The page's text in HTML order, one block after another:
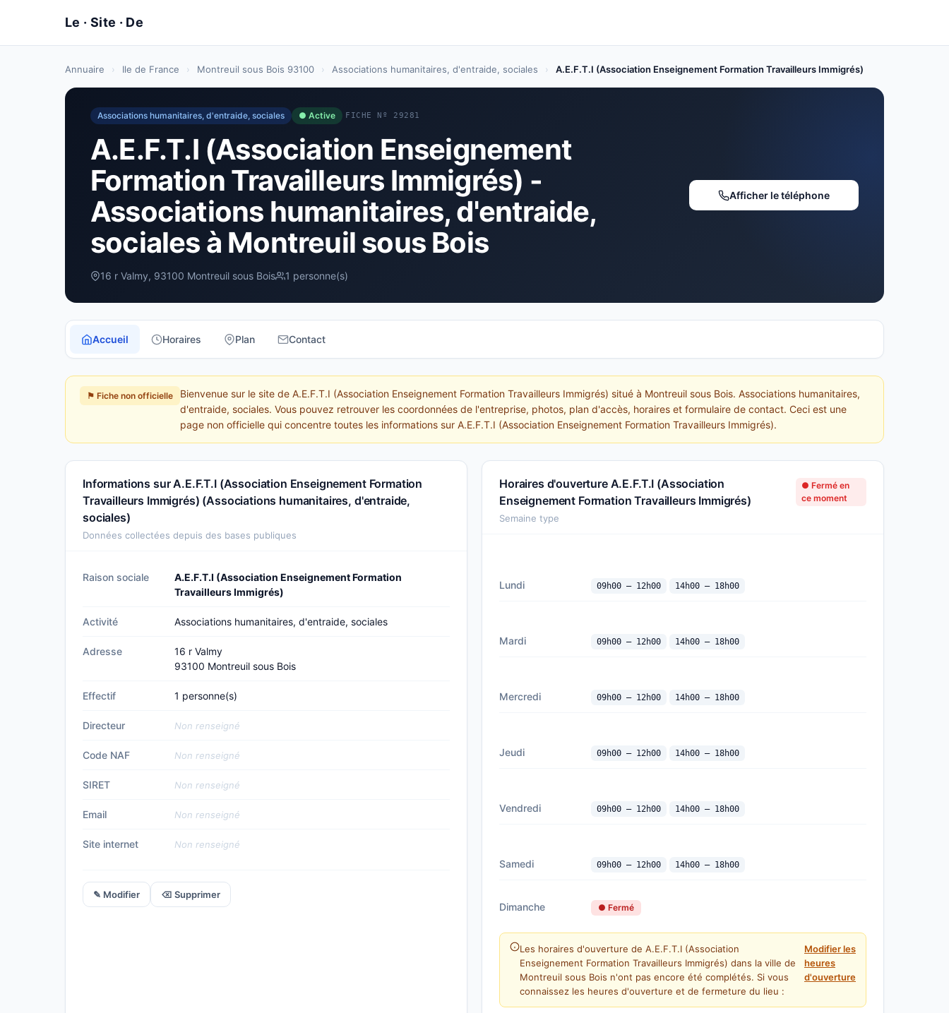
Annuaire › Ile de France › Montreuil sous Bois 93100 › Associations humanitaires, d'entraide, sociales › A.E.F.T.I (Association Enseignement Formation Travailleurs Immigrés)
Associations humanitaires, d'entraide, sociales ● Active FICHE Nº 29281
A.E.F.T.I (Association Enseignement
Formation Travailleurs Immigrés) -
Associations humanitaires, d'entraide,
sociales à Montreuil sous Bois
16 r Valmy, 93100 Montreuil sous Bois 1 personne(s)
Afficher le téléphone
Accueil Horaires Plan Contact
⚑ Fiche non officielle
Bienvenue sur le site de A.E.F.T.I (Association Enseignement Formation Travailleurs Immigrés) situé à Montreuil sous Bois. Associations humanitaires,
d'entraide, sociales. Vous pouvez retrouver les coordonnées de l'entreprise, photos, plan d'accès, horaires et formulaire de contact. Ceci est une
page non officielle qui concentre toutes les informations sur A.E.F.T.I (Association Enseignement Formation Travailleurs Immigrés).
Informations sur A.E.F.T.I (Association Enseignement Formation
Travailleurs Immigrés) (Associations humanitaires, d'entraide,
sociales)
Données collectées depuis des bases publiques
Raison sociale
A.E.F.T.I (Association Enseignement Formation
Travailleurs Immigrés)
Activité Associations humanitaires, d'entraide, sociales
Adresse
16 r Valmy
93100 Montreuil sous Bois
Effectif 1 personne(s)
Directeur Non renseigné
Code NAF Non renseigné
SIRET Non renseigné
Email Non renseigné
Site internet Non renseigné
✎ Modifier ⌫ Supprimer
Horaires d'ouverture A.E.F.T.I (Association
Enseignement Formation Travailleurs Immigrés)
● Fermé en
ce moment
Semaine type
Lundi 09h00 — 12h00 14h00 — 18h00
Mardi 09h00 — 12h00 14h00 — 18h00
Mercredi 09h00 — 12h00 14h00 — 18h00
Jeudi 09h00 — 12h00 14h00 — 18h00
Vendredi 09h00 — 12h00 14h00 — 18h00
Samedi 09h00 — 12h00 14h00 — 18h00
Dimanche ● Fermé
Les horaires d'ouverture de A.E.F.T.I (Association
Enseignement Formation Travailleurs Immigrés) dans la ville de
Montreuil sous Bois n'ont pas encore été complétés. Si vous
connaissez les heures d'ouverture et de fermeture du lieu :
Modifier les
heures
d'ouverture